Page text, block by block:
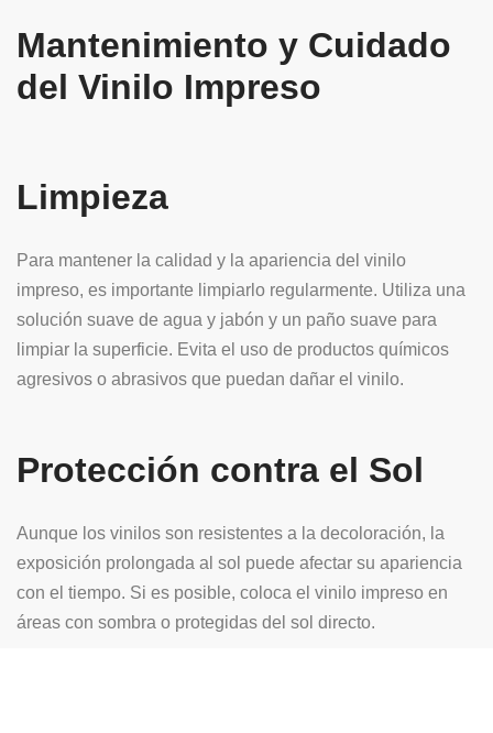
Mantenimiento y Cuidado
del Vinilo Impreso
Limpieza
Para mantener la calidad y la apariencia del vinilo
impreso, es importante limpiarlo regularmente. Utiliza una
solución suave de agua y jabón y un paño suave para
limpiar la superficie. Evita el uso de productos químicos
agresivos o abrasivos que puedan dañar el vinilo.
Protección contra el Sol
Aunque los vinilos son resistentes a la decoloración, la
exposición prolongada al sol puede afectar su apariencia
con el tiempo. Si es posible, coloca el vinilo impreso en
áreas con sombra o protegidas del sol directo.